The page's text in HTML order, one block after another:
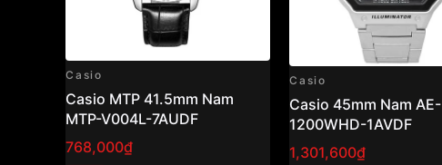
Casio
Casio MTP 41.5mm Nam
MTP-V004L-7AUDF
768,000₫
Casio
Casio 45mm Nam AE-
1200WHD-1AVDF
1,301,600₫